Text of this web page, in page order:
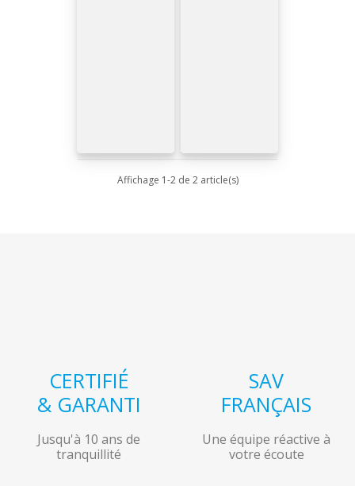
(3 avis)
Affichage 1-2 de 2 article(s)
CERTIFIÉ
& GARANTI
Jusqu'à 10 ans de
tranquillité
SAV
FRANÇAIS
Une équipe réactive à
votre écoute